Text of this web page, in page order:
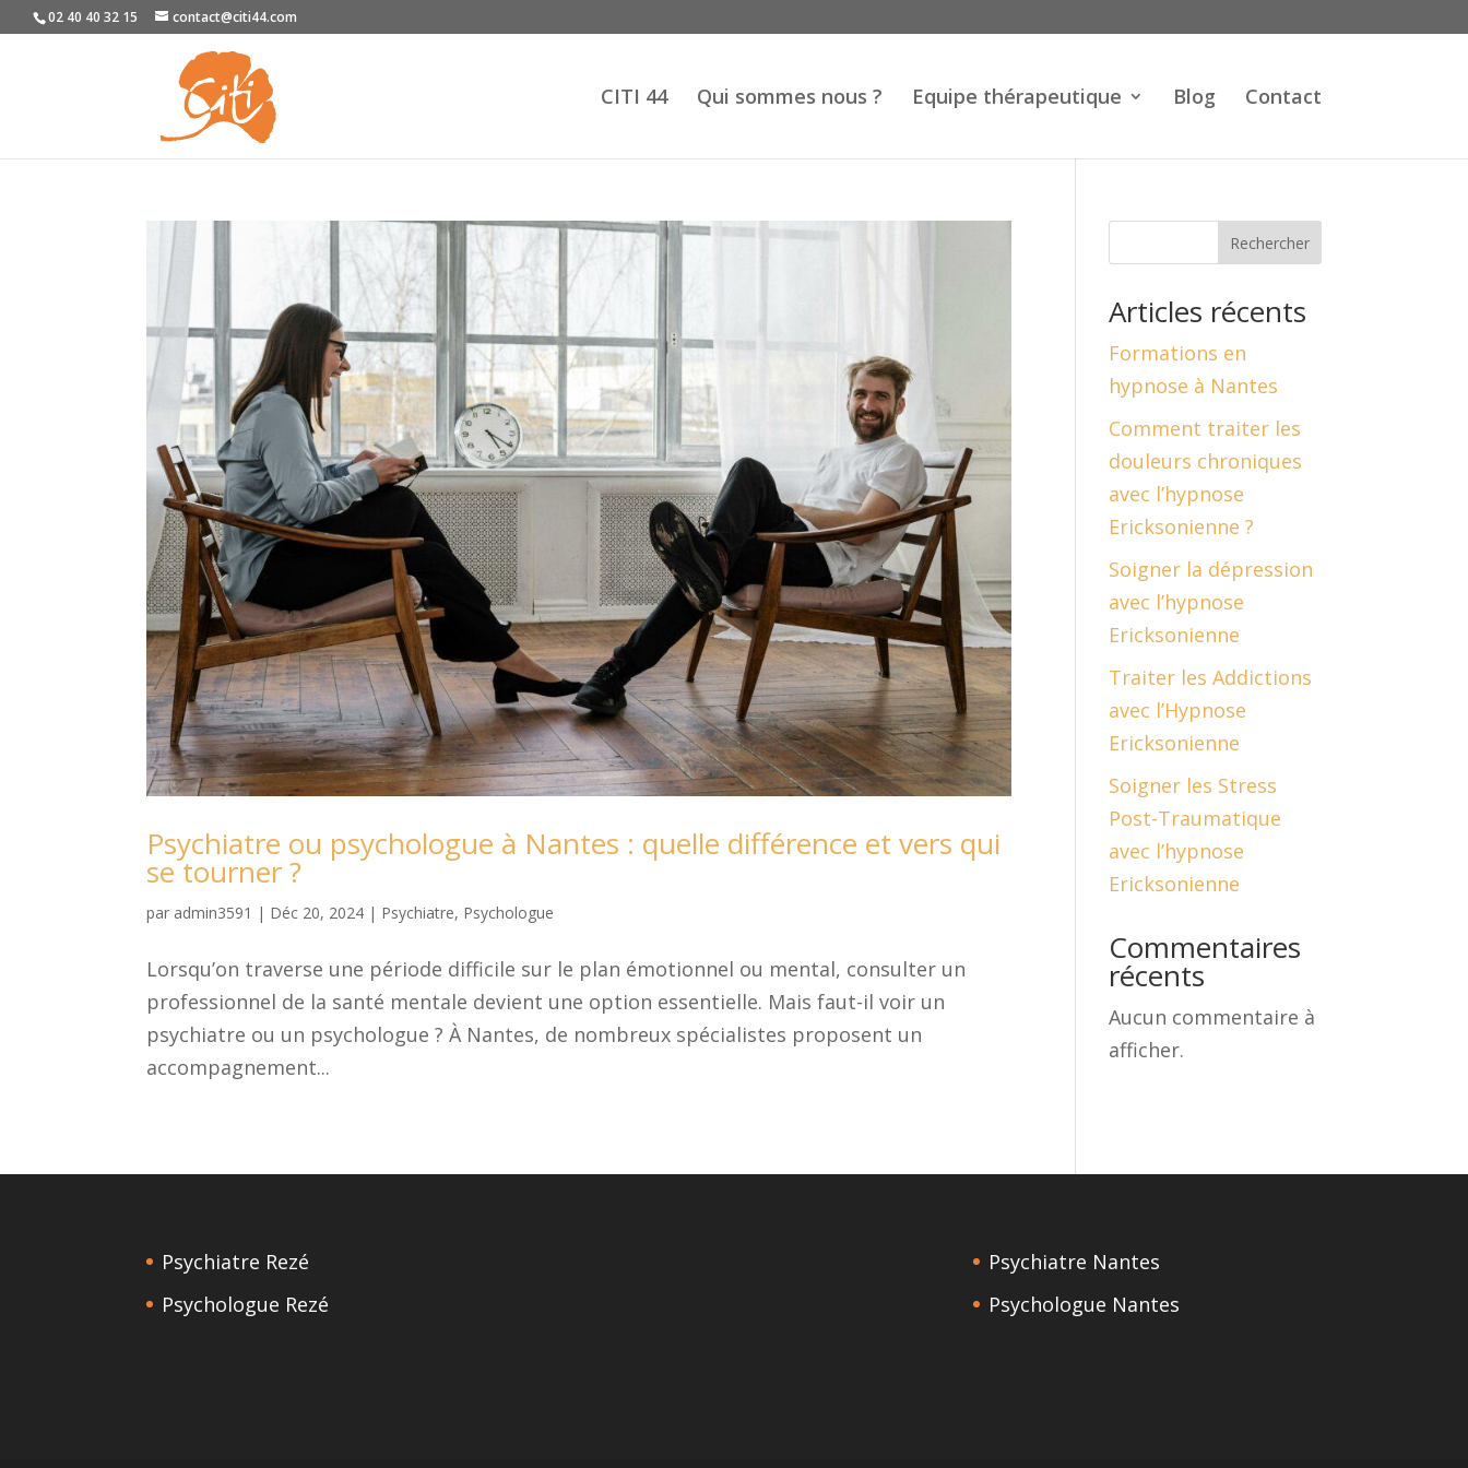
02 40 40 32 15 contact@citi44.com
CITI 44 Qui sommes nous ? Equipe thérapeutique Blog Contact
Psychiatre ou psychologue à Nantes : quelle différence et vers qui
se tourner ?
par admin3591 | Déc 20, 2024 | Psychiatre, Psychologue
Lorsqu’on traverse une période difficile sur le plan émotionnel ou mental, consulter un
professionnel de la santé mentale devient une option essentielle. Mais faut-il voir un
psychiatre ou un psychologue ? À Nantes, de nombreux spécialistes proposent un
accompagnement...
Rechercher
Articles récents
Formations en
hypnose à Nantes
Comment traiter les
douleurs chroniques
avec l’hypnose
Ericksonienne ?
Soigner la dépression
avec l’hypnose
Ericksonienne
Traiter les Addictions
avec l’Hypnose
Ericksonienne
Soigner les Stress
Post-Traumatique
avec l’hypnose
Ericksonienne
Commentaires
récents
Aucun commentaire à
afficher.
Psychiatre Rezé
Psychologue Rezé
Psychiatre Nantes
Psychologue Nantes